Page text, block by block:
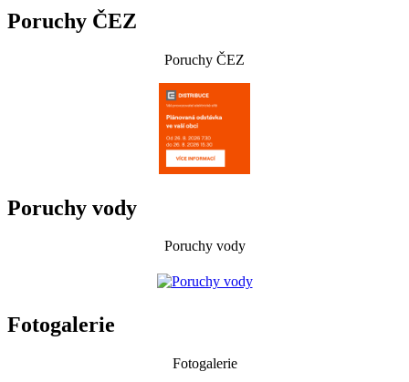
Poruchy ČEZ
Poruchy ČEZ
Poruchy vody
Poruchy vody
Fotogalerie
Fotogalerie